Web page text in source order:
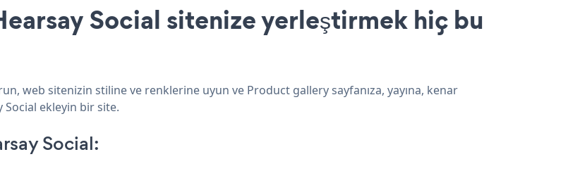
Social sitenize yerleştirmek hiç bu
web sitenizin stiline ve renklerine uyun ve Product gallery sayfanıza, yayına, kenar
ekleyin bir site.
Social: